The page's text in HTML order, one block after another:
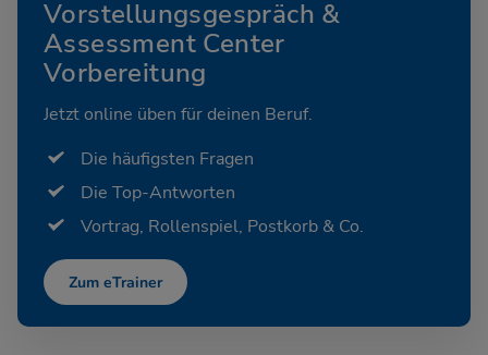
Vorstellungsgespräch &
Assessment Center
Vorbereitung
Jetzt online üben für deinen Beruf.
Die häufigsten Fragen
Die Top-Antworten
Vortrag, Rollenspiel, Postkorb & Co.
Zum eTrainer